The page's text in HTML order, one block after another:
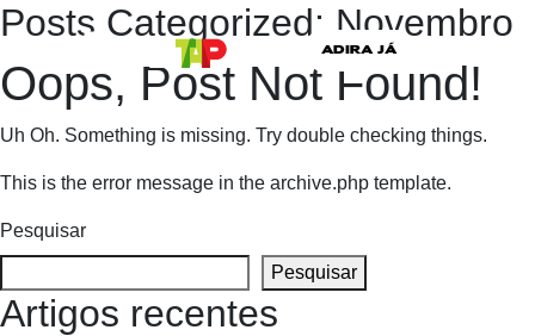
ADIRA JÁ
Posts Categorized: Novembro
Oops, Post Not Found!
Uh Oh. Something is missing. Try double checking things.
This is the error message in the archive.php template.
Pesquisar
Pesquisar
Artigos recentes